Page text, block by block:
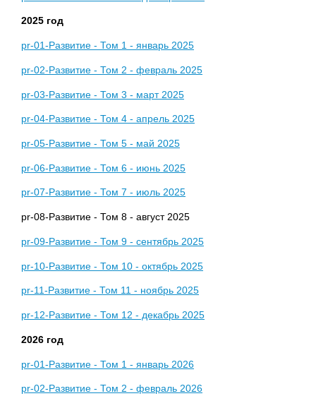
2025 год
pr-01-Развитие - Том 1 - январь 2025
pr-02-Развитие - Том 2 - февраль 2025
pr-03-Развитие - Том 3 - март 2025
pr-04-Развитие - Том 4 - апрель 2025
pr-05-Развитие - Том 5 - май 2025
pr-06-Развитие - Том 6 - июнь 2025
pr-07-Развитие - Том 7 - июль 2025
pr-08-Развитие - Том 8 - август 2025
pr-09-Развитие - Том 9 - сентябрь 2025
pr-10-Развитие - Том 10 - октябрь 2025
pr-11-Развитие - Том 11 - ноябрь 2025
pr-12-Развитие - Том 12 - декабрь 2025
2026 год
pr-01-Развитие - Том 1 - январь 2026
pr-02-Развитие - Том 2 - февраль 2026